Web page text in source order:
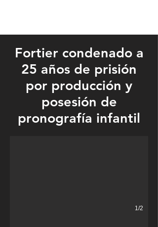
Fortier condenado a
25 años de prisión
por producción y
posesión de
pronografía infantil
Scott Francis Fortier
1/2